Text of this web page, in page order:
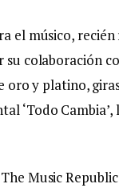
el músico,
su colaboración
oro y platino,
‘Todo
Music